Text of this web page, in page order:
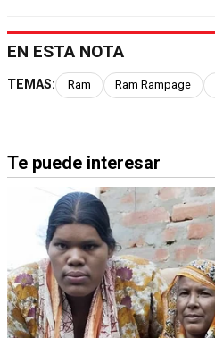
EN ESTA NOTA
TEMAS: Ram Ram Rampage